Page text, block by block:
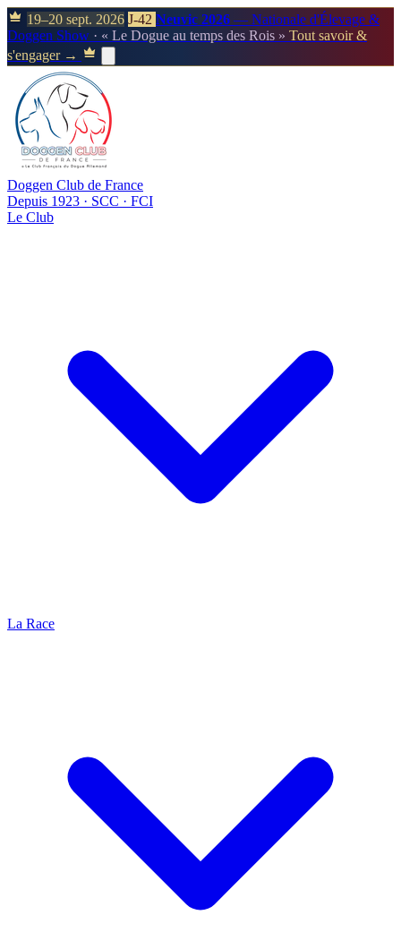
19–20 sept. 2026 J-42 Neuvic 2026 — Nationale d'Élevage &
Doggen Show · « Le Dogue au temps des Rois » Tout savoir &
s'engager →
Doggen Club de France
Depuis 1923 · SCC · FCI
Le Club
La Race